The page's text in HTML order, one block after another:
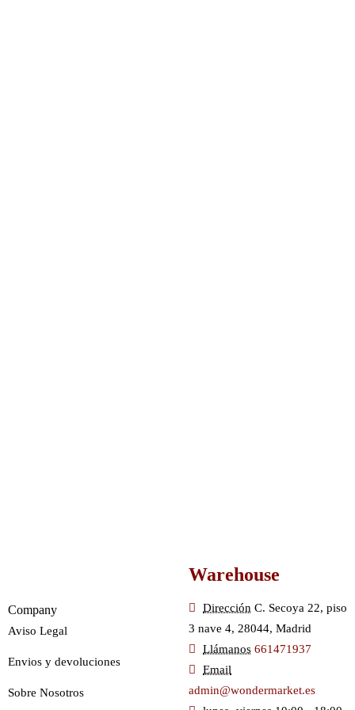
Company
Aviso Legal
Envios y devoluciones
Sobre Nosotros
Warehouse
Dirección C. Secoya 22, piso
3 nave 4, 28044, Madrid
Llámanos 661471937
Email
admin@wondermarket.es